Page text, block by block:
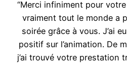
“Merci infiniment pour
vraiment tout le monde a
soirée grâce à vous. J’ai
positif sur l’animation. De
j’ai trouvé votre prestation